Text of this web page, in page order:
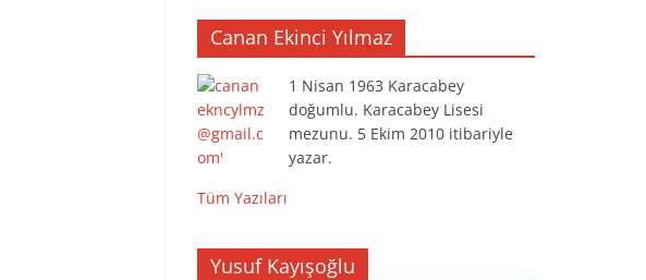
Canan Ekinci Yılmaz
1 Nisan 1963 Karacabey
doğumlu. Karacabey Lisesi
mezunu. 5 Ekim 2010 itibariyle
yazar.
Tüm Yazıları
Yusuf Kayışoğlu